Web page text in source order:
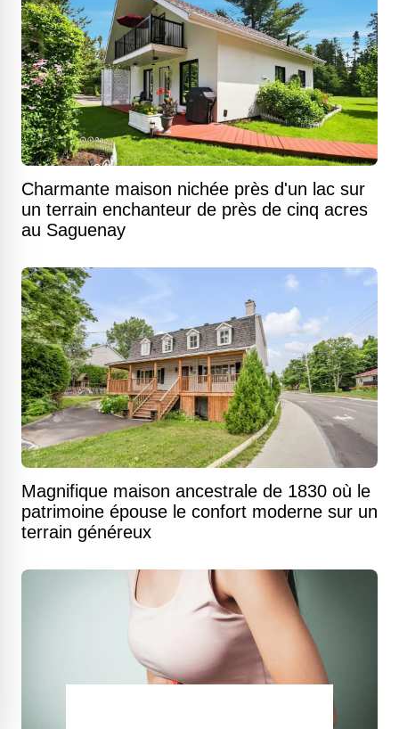
Charmante maison nichée près d'un lac sur
un terrain enchanteur de près de cinq acres
au Saguenay
Magnifique maison ancestrale de 1830 où le
patrimoine épouse le confort moderne sur un
terrain généreux